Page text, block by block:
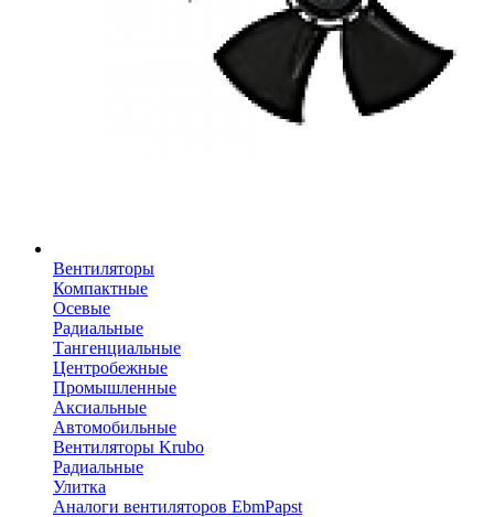
Вентиляторы
Компактные
Осевые
Радиальные
Тангенциальные
Центробежные
Промышленные
Аксиальные
Автомобильные
Вентиляторы Krubo
Радиальные
Улитка
Аналоги вентиляторов EbmPapst